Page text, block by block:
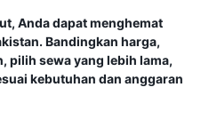
Anda dapat menghemat
Bandingkan harga,
pilih sewa yang lebih lama,
kebutuhan dan anggaran